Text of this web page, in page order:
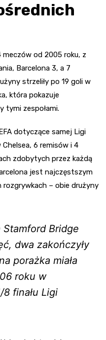
meczów od 2005 roku, z
Barcelona 3, a 7
strzeliły po 19 goli w
która pokazuje
tymi zespołami.
dotyczące samej Ligi
6 remisów i 4
zdobytych przez każdą
jest najczęstszym
rozgrywkach – obie drużyny
Bridge
dwa zakończyły
porażka miała
roku w
finału Ligi